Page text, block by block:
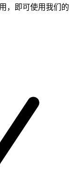
，即可使用我们的